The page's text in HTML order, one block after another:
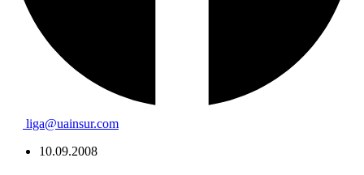
liga@uainsur.com
10.09.2008